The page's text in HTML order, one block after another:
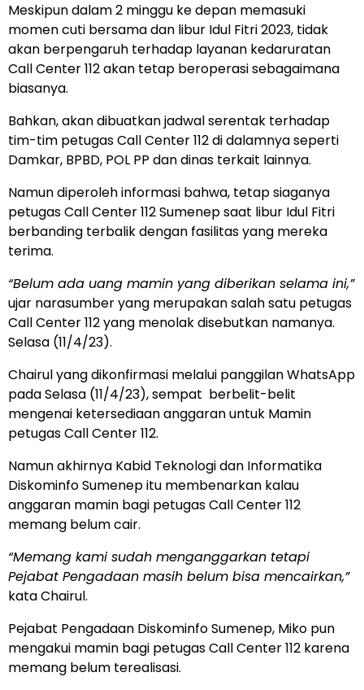
Meskipun dalam 2 minggu ke depan memasuki
momen cuti bersama dan libur Idul Fitri 2023, tidak
akan berpengaruh terhadap layanan kedaruratan
Call Center 112 akan tetap beroperasi sebagaimana
biasanya.
Bahkan, akan dibuatkan jadwal serentak terhadap
tim-tim petugas Call Center 112 di dalamnya seperti
Damkar, BPBD, POL PP dan dinas terkait lainnya.
Namun diperoleh informasi bahwa, tetap siaganya
petugas Call Center 112 Sumenep saat libur Idul Fitri
berbanding terbalik dengan fasilitas yang mereka
terima.
“Belum ada uang mamin yang diberikan selama ini,”
ujar narasumber yang merupakan salah satu petugas
Call Center 112 yang menolak disebutkan namanya.
Selasa (11/4/23).
Chairul yang dikonfirmasi melalui panggilan WhatsApp
pada Selasa (11/4/23), sempat berbelit-belit
mengenai ketersediaan anggaran untuk Mamin
petugas Call Center 112.
Namun akhirnya Kabid Teknologi dan Informatika
Diskominfo Sumenep itu membenarkan kalau
anggaran mamin bagi petugas Call Center 112
memang belum cair.
“Memang kami sudah menganggarkan tetapi
Pejabat Pengadaan masih belum bisa mencairkan,”
kata Chairul.
Pejabat Pengadaan Diskominfo Sumenep, Miko pun
mengakui mamin bagi petugas Call Center 112 karena
memang belum terealisasi.